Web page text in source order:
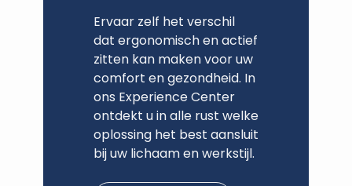
Ervaar zelf het verschil
dat ergonomisch en actief
zitten kan maken voor uw
comfort en gezondheid. In
ons Experience Center
ontdekt u in alle rust welke
oplossing het best aansluit
bij uw lichaam en werkstijl.